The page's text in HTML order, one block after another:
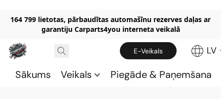
164 799 lietotas, pārbaudītas automašīnu rezerves daļas ar
garantiju Carparts4you interneta veikalā
E-Veikals LV
Sākums Veikals Piegāde & Paņemšana